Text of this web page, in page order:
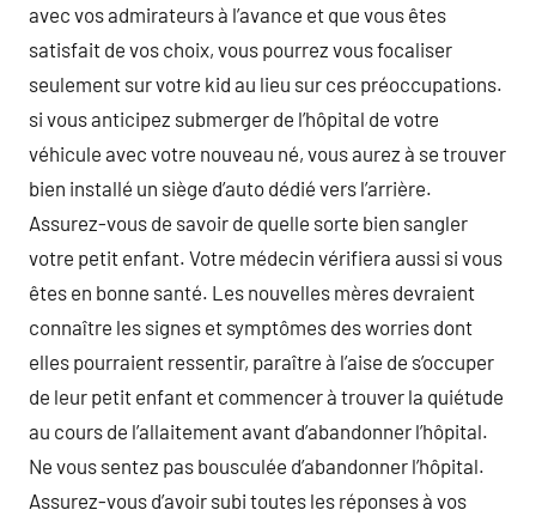
avec vos admirateurs à l’avance et que vous êtes
satisfait de vos choix, vous pourrez vous focaliser
seulement sur votre kid au lieu sur ces préoccupations.
si vous anticipez submerger de l’hôpital de votre
véhicule avec votre nouveau né, vous aurez à se trouver
bien installé un siège d’auto dédié vers l’arrière.
Assurez-vous de savoir de quelle sorte bien sangler
votre petit enfant. Votre médecin vérifiera aussi si vous
êtes en bonne santé. Les nouvelles mères devraient
connaître les signes et symptômes des worries dont
elles pourraient ressentir, paraître à l’aise de s’occuper
de leur petit enfant et commencer à trouver la quiétude
au cours de l’allaitement avant d’abandonner l’hôpital.
Ne vous sentez pas bousculée d’abandonner l’hôpital.
Assurez-vous d’avoir subi toutes les réponses à vos